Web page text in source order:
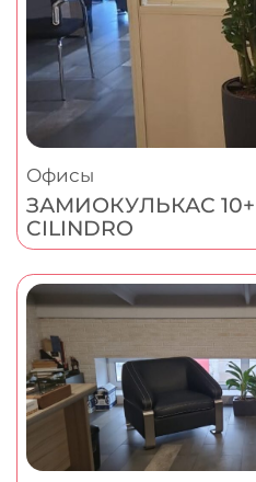
Офисы
ЗАМИОКУЛЬКАС 10+
CILINDRO